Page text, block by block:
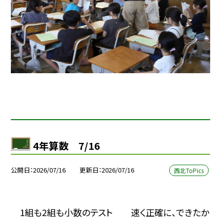
4年算数 7/16
公開日 2026/07/16 更新日 2026/07/16 西北ToPics
1組も2組も小数のテスト
速く正確に、できたか